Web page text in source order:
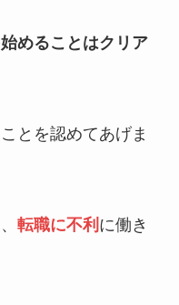
めることはクリア
とを認めてあげま
転職に不利 に働き